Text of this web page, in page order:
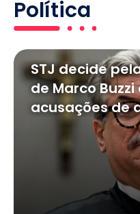
Política
STJ decide
de Marco
acusações de